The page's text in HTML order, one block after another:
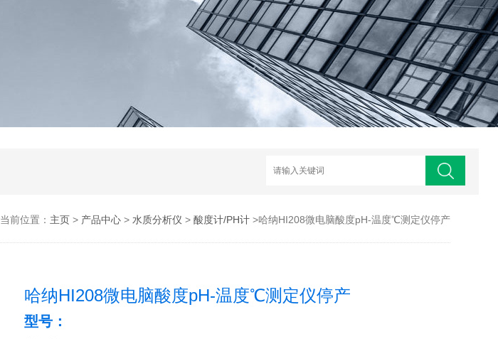
当前位置： 主页> 产品中心> 水质分析仪 > 酸度计/PH计>哈纳HI208微电脑酸度pH-温度℃测定仪停产
哈纳HI208微电脑酸度pH-温度℃测定仪停产
型号：